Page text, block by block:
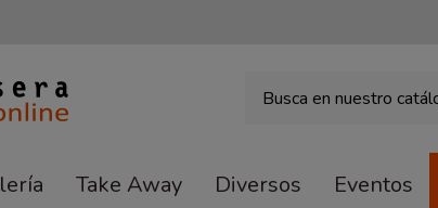
Take Away Diversos Eventos